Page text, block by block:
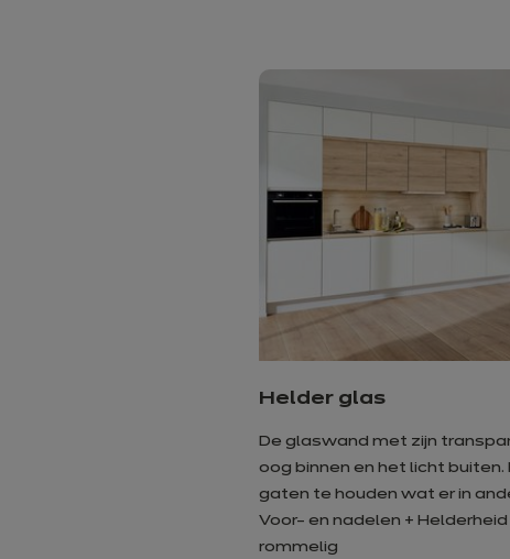
Helder glas
De glaswand met zijn
oog binnen en het licht buiten.
gaten te houden wat er in
Voor- en nadelen +
rommelig